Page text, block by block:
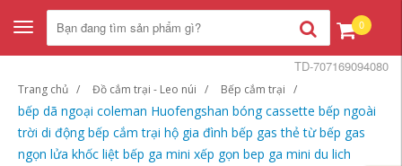
Toggle
navigation
0
Trang chủ Đồ cắm trại - Leo núi Bếp cắm trại
bếp dã ngoại coleman Huofengshan bóng cassette bếp ngoài
trời di động bếp cắm trại hộ gia đình bếp gas thẻ từ bếp gas
ngọn lửa khốc liệt bếp ga mini xếp gọn bep ga mini du lich
TD-707169094080